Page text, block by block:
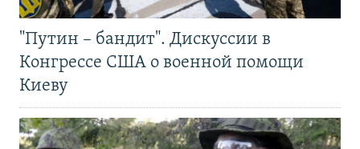
"Путин – бандит". Дискуссии в
Конгрессе США о военной помощи
Киеву